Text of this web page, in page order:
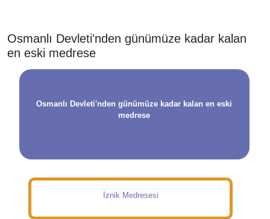
Osmanlı Devleti'nden günümüze kadar kalan
en eski medrese
Osmanlı Devleti'nden günümüze kadar kalan en eski
medrese
İznik Medresesi